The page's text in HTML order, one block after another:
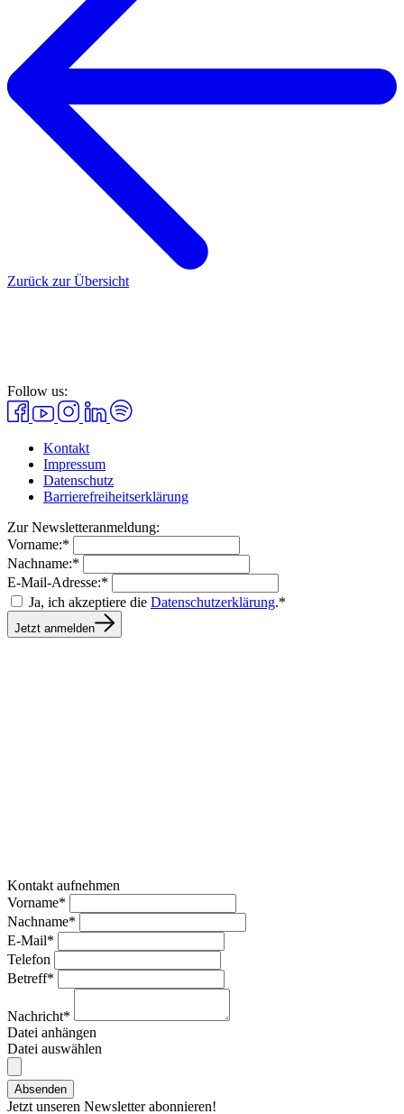
Zurück zur Übersicht
Follow us:
Kontakt
Impressum
Datenschutz
Barrierefreiheitserklärung
Zur Newsletteranmeldung:
Vorname:*
Nachname:*
E-Mail-Adresse:*
Ja, ich akzeptiere die Datenschutzerklärung.*
Jetzt anmelden
Kontakt aufnehmen
Vorname*
Nachname*
E-Mail*
Telefon
Betreff*
Nachricht*
Datei anhängen
Datei auswählen
Absenden
Jetzt unseren Newsletter abonnieren!